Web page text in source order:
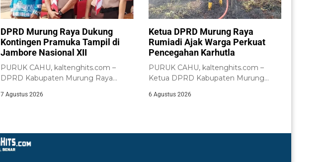
DPRD Murung Raya Dukung
Kontingen Pramuka Tampil di
Jambore Nasional XII
PURUK CAHU, kaltenghits.com –
DPRD Kabupaten Murung Raya
keberangkatan...
7 Agustus 2026
Ketua DPRD Murung Raya
Rumiadi Ajak Warga Perkuat
Pencegahan Karhutla
PURUK CAHU, kaltenghits.com –
Ketua DPRD Kabupaten Murung
6 Agustus 2026